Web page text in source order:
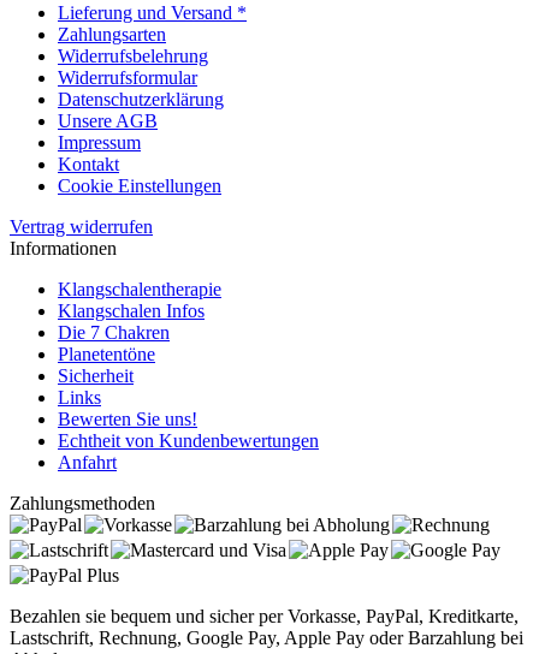
Lieferung und Versand *
Zahlungsarten
Widerrufsbelehrung
Widerrufsformular
Datenschutzerklärung
Unsere AGB
Impressum
Kontakt
Cookie Einstellungen
Vertrag widerrufen
Informationen
Klangschalentherapie
Klangschalen Infos
Die 7 Chakren
Planetentöne
Sicherheit
Links
Bewerten Sie uns!
Echtheit von Kundenbewertungen
Anfahrt
Zahlungsmethoden
Bezahlen sie bequem und sicher per Vorkasse, PayPal, Kreditkarte,
Lastschrift, Rechnung, Google Pay, Apple Pay oder Barzahlung bei